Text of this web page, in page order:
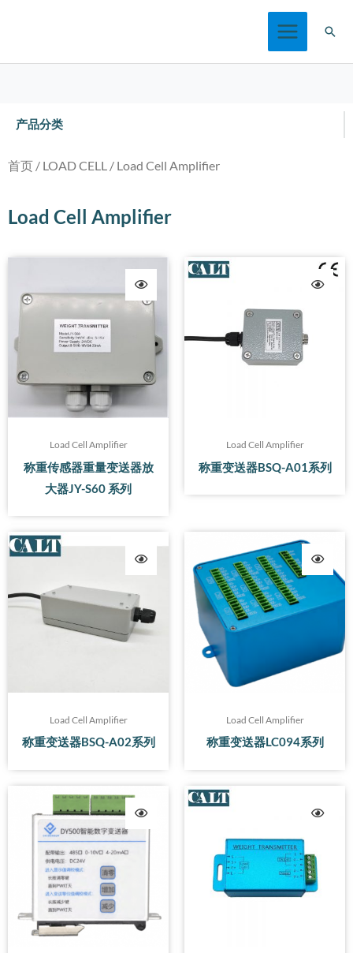
搜
产品分类
首页 / LOAD CELL / Load Cell Amplifier
Load Cell Amplifier
Load Cell Amplifier
称重传感器重量变送器放
大器JY-S60 系列
Load Cell Amplifier
称重变送器BSQ-A01系列
Load Cell Amplifier
称重变送器BSQ-A02系列
Load Cell Amplifier
称重变送器LC094系列